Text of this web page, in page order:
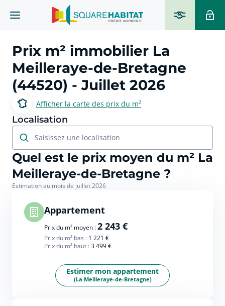
Prix m² immobilier La
Meilleraye-de-Bretagne
(44520) - Juillet 2026
Afficher la carte des prix du m²
Localisation
Saisissez une localisation
Quel est le prix moyen du m² La
Meilleraye-de-Bretagne ?
Estimation au mois de juillet 2026
Appartement
Prix du m² moyen :2 243 €
Prix du m² bas : 1 221 €
Prix du m² haut :3 499 €
Estimer mon appartement
(La Meilleraye-de-Bretagne)